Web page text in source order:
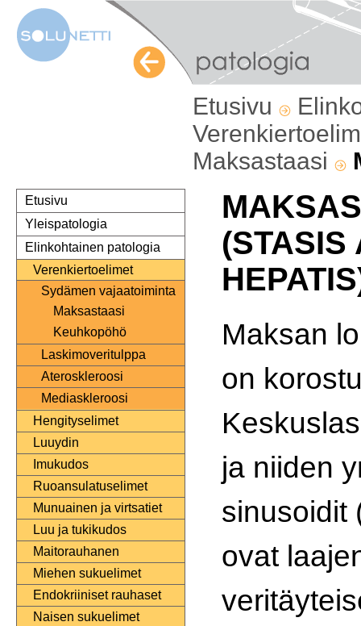
Etusivu
Maksastaasi
Etusivu
Yleispatologia
Elinkohtainen patologia
Verenkiertoelimet
Sydämen vajaatoiminta
Maksastaasi
Keuhkopöhö
Laskimoveritulppa
Ateroskleroosi
Mediaskleroosi
Hengityselimet
Luuydin
Imukudos
Ruoansulatuselimet
Munuainen ja virtsatiet
Luu ja tukikudos
Maitorauhanen
Miehen sukuelimet
Endokriiniset rauhaset
Naisen sukuelimet
(STASIS
Maksan
on
ja niiden
sinusoidit
ovat